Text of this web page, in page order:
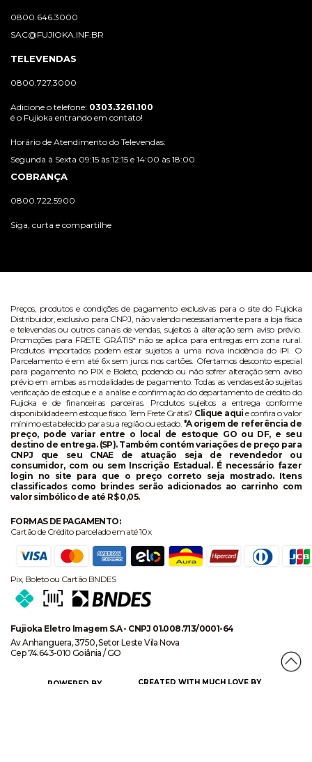
0800.646.3000
SAC@FUJIOKA.INF.BR
TELEVENDAS
0800.727.3000
Adicione o telefone: 0303.3261.100
é o Fujioka entrando em contato!
Horário de Atendimento do Televendas:
Segunda à Sexta 09:15 às 12:15 e 14:00 às 18:00
COBRANÇA
0800.722.5900
Siga, curta e compartilhe
Preços, produtos e condições de pagamento exclusivas para o site do Fujioka
Distribuidor, exclusivo para CNPJ, não valendo necessariamente para a loja física
e televendas ou outros canais de vendas, sujeitos à alteração sem aviso prévio.
Promoções para FRETE GRÁTIS* não se aplica para entregas em zona rural.
Produtos importados podem estar sujeitos a uma nova incidência do IPI. O
Parcelamento é em até 6x sem juros nos cartões. Ofertamos desconto especial
para pagamento no PIX e Boleto, podendo ou não sofrer alteração sem aviso
prévio em ambas as modalidades de pagamento. Todas as vendas estão sujeitas
verificação de estoque e a análise e confirmação do departamento de crédito do
Fujioka e de financeiras parceiras. Produtos sujeitos a entrega conforme
disponibilidade em estoque físico. Tem Frete Grátis? Clique aqui e confira o valor
mínimo estabelecido para sua região ou estado. *A origem de referência de
preço, pode variar entre o local de estoque GO ou DF, e seu
destino de entrega. (SP). Também contém variações de preço para
CNPJ que seu CNAE de atuação seja de revendedor ou
consumidor, com ou sem Inscrição Estadual. É necessário fazer
login no site para que o preço correto seja mostrado. Itens
classificados como brindes serão adicionados ao carrinho com
valor simbólico de até R$ 0,05.
FORMAS DE PAGAMENTO:
Cartão de Crédito parcelado em até 10x
Pix, Boleto ou Cartão BNDES
Fujioka Eletro Imagem S.A - CNPJ 01.008.713/0001-64
Av Anhanguera, 3750, Setor Leste Vila Nova
Cep 74.643-010 Goiânia / GO
POWERED BY CREATED WITH MUCH LOVE BY